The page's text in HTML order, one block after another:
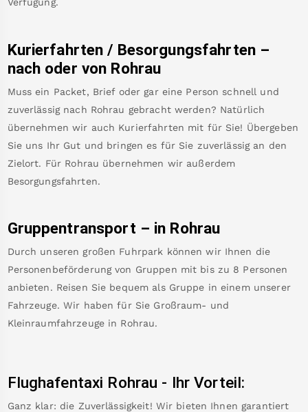
Verfügung.
Kurierfahrten / Besorgungsfahrten –
nach oder von Rohrau
Muss ein Packet, Brief oder gar eine Person schnell und
zuverlässig nach Rohrau gebracht werden? Natürlich
übernehmen wir auch Kurierfahrten mit für Sie! Übergeben
Sie uns Ihr Gut und bringen es für Sie zuverlässig an den
Zielort. Für Rohrau übernehmen wir außerdem
Besorgungsfahrten.
Gruppentransport – in Rohrau
Durch unseren großen Fuhrpark können wir Ihnen die
Personenbeförderung von Gruppen mit bis zu 8 Personen
anbieten. Reisen Sie bequem als Gruppe in einem unserer
Fahrzeuge. Wir haben für Sie Großraum- und
Kleinraumfahrzeuge in Rohrau.
Flughafentaxi Rohrau - Ihr Vorteil:
Ganz klar: die Zuverlässigkeit! Wir bieten Ihnen garantiert